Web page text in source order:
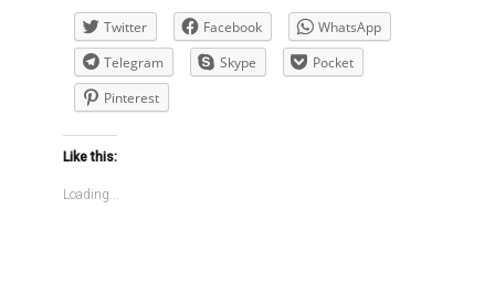
Twitter Facebook
WhatsApp
Telegram
Skype
Pocket
Pinterest
Like this:
Loading...